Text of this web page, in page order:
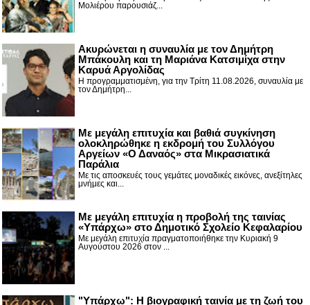
Μολιέρου παρουσιάζ...
Ακυρώνεται η συναυλία με τον Δημήτρη
Μπάκουλη και τη Μαριάνα Κατσιμίχα στην
Καρυά Αργολίδας
Η προγραμματισμένη, για την Τρίτη 11.08.2026, συναυλία με
τον Δημήτρη...
Με μεγάλη επιτυχία και βαθιά συγκίνηση
ολοκληρώθηκε η εκδρομή του Συλλόγου
Αργείων «Ο Δαναός» στα Μικρασιατικά
Παράλια
Με τις αποσκευές τους γεμάτες μοναδικές εικόνες, ανεξίτηλες
μνήμες και...
Με μεγάλη επιτυχία η προβολή της ταινίας
«Υπάρχω» στο Δημοτικό Σχολείο Κεφαλαρίου
Με μεγάλη επιτυχία πραγματοποιήθηκε την Κυριακή 9
Αυγούστου 2026 στον ...
"Υπάρχω": Η βιογραφική ταινία με τη ζωή του